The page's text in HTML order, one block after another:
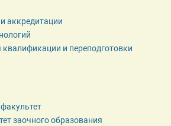
аккредитации
и переподготовки
заочного образования